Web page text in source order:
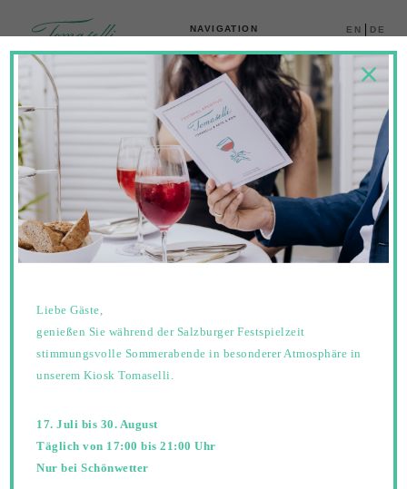
05. KONTAKT
Liebe Gäste,
genießen Sie während der Salzburger Festspielzeit
stimmungsvolle Sommerabende in besonderer Atmosphäre in
unserem Kiosk Tomaselli.
17. Juli bis 30. August
Täglich von 17:00 bis 21:00 Uhr
Nur bei Schönwetter
EN DE
Herzlich
willkommen im
Café Tomaselli